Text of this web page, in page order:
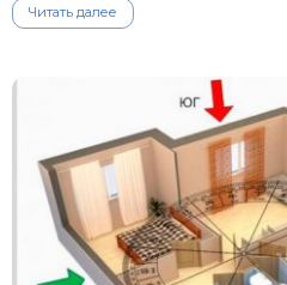
Читать далее